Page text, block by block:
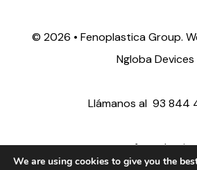
© 2026 • Fenoplastica Group.
Ngloba Devices
Llámanos al 93 844
We are using cookies to give you the